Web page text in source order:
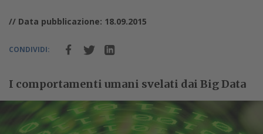
// Data pubblicazione: 18.09.2015
CONDIVIDI:
I comportamenti umani svelati dai Big Data